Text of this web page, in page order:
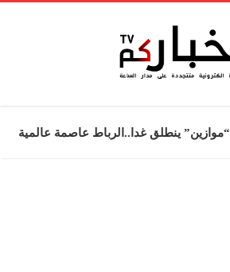
“موازين” ينطلق غدا..الرباط عاصمة عالمية